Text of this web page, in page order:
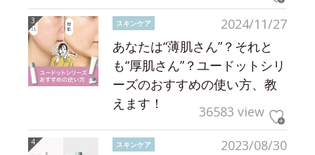
2024/11/27
スキンケア
あなたは“薄肌さん”？それと
も“厚肌さん”？ユードットシリ
ーズのおすすめの使い方、教
えます！
36583 view
2023/08/30
スキンケア